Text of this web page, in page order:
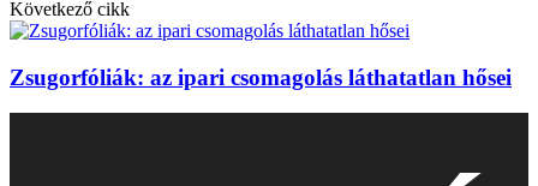
Következő cikk
Zsugorfóliák: az ipari csomagolás láthatatlan hősei